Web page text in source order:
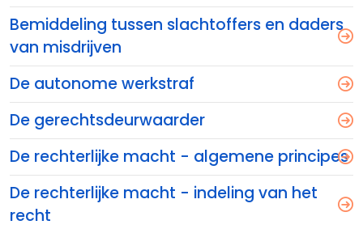
Bemiddeling tussen slachtoffers en daders
van misdrijven
De autonome werkstraf
De gerechtsdeurwaarder
De rechterlijke macht - algemene principes
De rechterlijke macht - indeling van het
recht